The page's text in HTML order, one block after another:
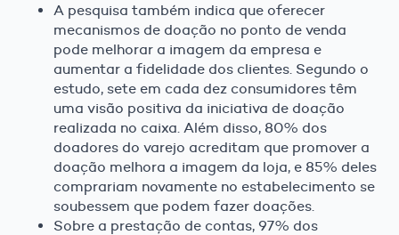
A pesquisa também indica que oferecer
mecanismos de doação no ponto de venda
pode melhorar a imagem da empresa e
aumentar a fidelidade dos clientes. Segundo o
estudo, sete em cada dez consumidores têm
uma visão positiva da iniciativa de doação
realizada no caixa. Além disso, 80% dos
doadores do varejo acreditam que promover a
doação melhora a imagem da loja, e 85% deles
comprariam novamente no estabelecimento se
soubessem que podem fazer doações.
Sobre a prestação de contas, 97% dos